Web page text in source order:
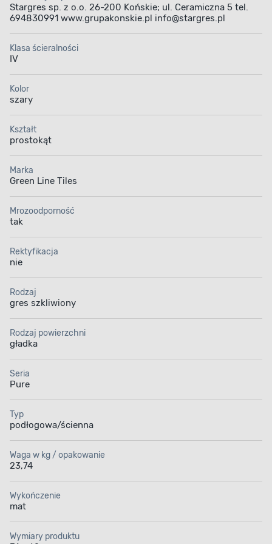
Doskonała wytrzymałość
uszkodzeniu pod wpływem zmiennych warunków
atmosferycznych. Ten gres cechuje się bardzo
dobrą mrozoodpornością. Dzięki temu nie musisz
się martwić, że zacznie on pękać, kruszyć
lub odklejać się z powodu niskich temperatur
czy silnego mrozu. Zadbaj o odpowiednie
Stargres sp. z o.o. 26-200 Końskie; ul. Ceramiczna 5 tel.
694830991 www.grupakonskie.pl info@stargres.pl
Klasa ścieralności
IV
Kolor
szary
Kształt
prostokąt
Marka
Green Line Tiles
Mrozoodporność
tak
Rektyfikacja
nie
Rodzaj
gres szkliwiony
Rodzaj powierzchni
gładka
Seria
Pure
Typ
podłogowa/ścienna
Waga w kg / opakowanie
23,74
Wykończenie
mat
Wymiary produktu